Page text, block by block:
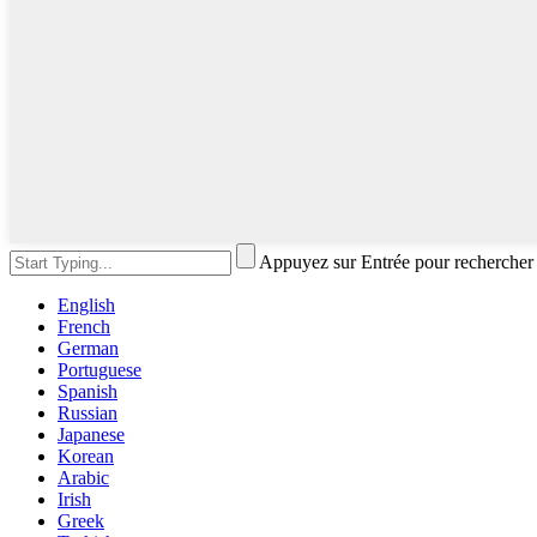
Appuyez sur Entrée pour
English
French
German
Portuguese
Spanish
Russian
Japanese
Korean
Arabic
Irish
Greek